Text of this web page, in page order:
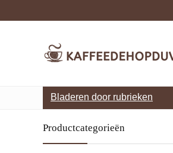
Bladeren door rubrieken
Productcategorieën